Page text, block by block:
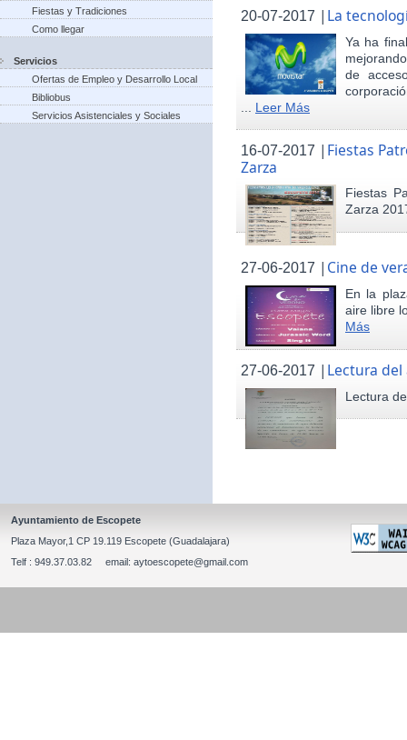
Fiestas y Tradiciones
Como llegar
Servicios
Ofertas de Empleo y Desarrollo Local
Bibliobus
Servicios Asistenciales y Sociales
20-07-2017 | La
Ya ha
de
Leer Más
16-07-2017 | Fiestas
Zarza
Fiestas
Zarza
27-06-2017 | Cine de
En la
aire libre
Más
27-06-2017 | Lectura del
Lectura
Ayuntamiento de Escopete
Plaza Mayor,1 CP 19.119 Escopete (Guadalajara)
Telf : 949.37.03.82 email: aytoescopete@gmail.com